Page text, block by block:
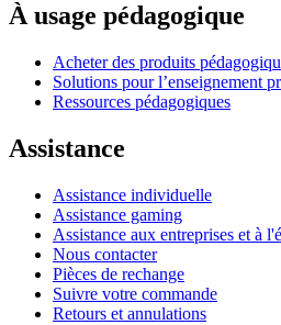
À usage pédagogique
Acheter des produits
Solutions pour l’enseignement
Ressources pédagogiques
Assistance
Assistance individuelle
Assistance gaming
Assistance aux entreprises et à
Nous contacter
Pièces de rechange
Suivre votre commande
Retours et annulations